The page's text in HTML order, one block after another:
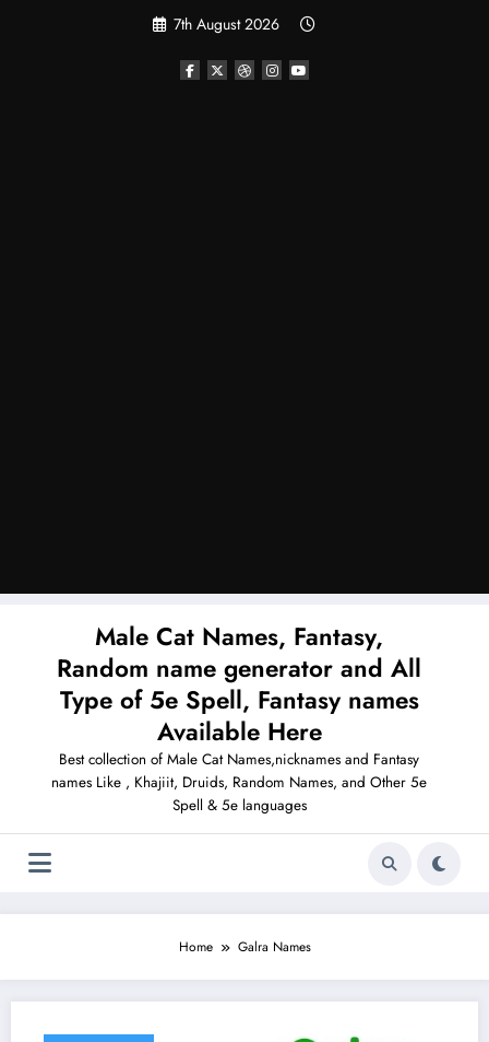
7th August 2026
Male Cat Names, Fantasy,
Random name generator and All
Type of 5e Spell, Fantasy names
Available Here
Best collection of Male Cat Names,nicknames and Fantasy
names Like , Khajiit, Druids, Random Names, and Other 5e
Spell & 5e languages
Home Galra Names